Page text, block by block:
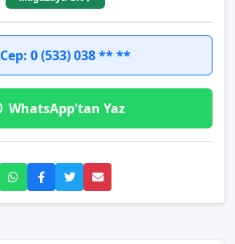
Cep: 0 (533) 038 ** **
WhatsApp'tan Yaz